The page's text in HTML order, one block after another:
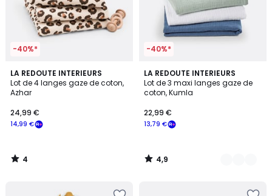
-40%*
LA REDOUTE INTERIEURS
Lot de 4 langes gaze de coton,
Azhar
14,99 €
24,99 €
4
/
5
4
/
-40%*
LA REDOUTE INTERIEURS
Lot de 3 maxi langes gaze de
coton, Kumla
13,79 €
22,99 €
4,9
/ 5
2
Couleurs
4,9
/